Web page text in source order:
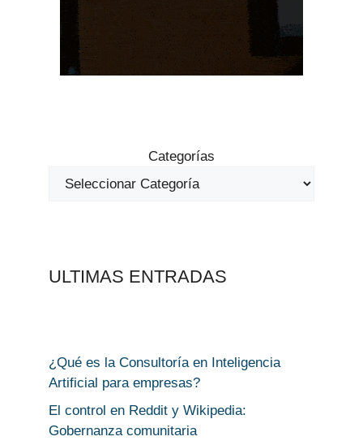
Categorías
ULTIMAS ENTRADAS
¿Qué es la Consultoría en Inteligencia
Artificial para empresas?
El control en Reddit y Wikipedia:
Gobernanza comunitaria